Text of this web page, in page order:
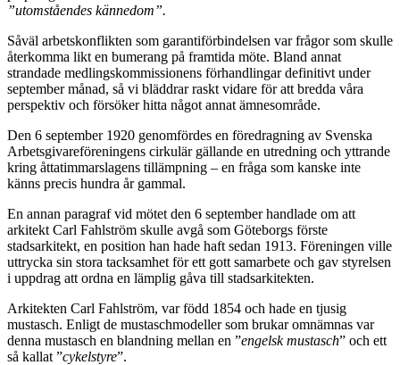
”utomståendes kännedom”.
Såväl arbetskonflikten som garantiförbindelsen var frågor som skulle
återkomma likt en bumerang på framtida möte. Bland annat
strandade medlingskommissionens förhandlingar definitivt under
september månad, så vi bläddrar raskt vidare för att bredda våra
perspektiv och försöker hitta något annat ämnesområde.
Den 6 september 1920 genomfördes en föredragning av Svenska
Arbetsgivareföreningens cirkulär gällande en utredning och yttrande
kring åttatimmarslagens tillämpning – en fråga som kanske inte
känns precis hundra år gammal.
En annan paragraf vid mötet den 6 september handlade om att
arkitekt Carl Fahlström skulle avgå som Göteborgs förste
stadsarkitekt, en position han hade haft sedan 1913. Föreningen ville
uttrycka sin stora tacksamhet för ett gott samarbete och gav styrelsen
i uppdrag att ordna en lämplig gåva till stadsarkitekten.
Arkitekten Carl Fahlström, var född 1854 och hade en tjusig
mustasch. Enligt de mustaschmodeller som brukar omnämnas var
denna mustasch en blandning mellan en ”engelsk mustasch” och ett
så kallat ”cykelstyre”.